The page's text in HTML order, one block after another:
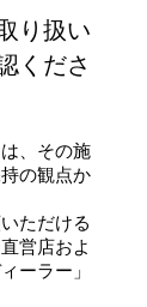
り扱い
くださ
、その施
の観点か
ただける
営店およ
ーラー」